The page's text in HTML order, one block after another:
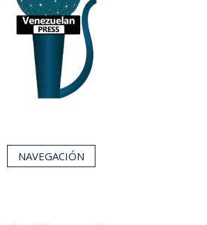
NAVEGACIÓN